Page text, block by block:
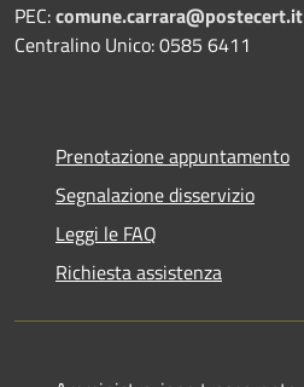
PEC:comune.carrara@postecert.it
Centralino Unico: 0585 6411
Prenotazione appuntamento
Segnalazione disservizio
Leggi le FAQ
Richiesta assistenza